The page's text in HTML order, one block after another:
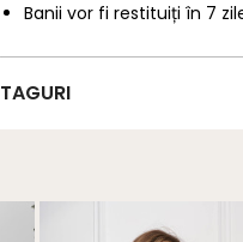
Banii vor fi restituiți în 7
TAGURI